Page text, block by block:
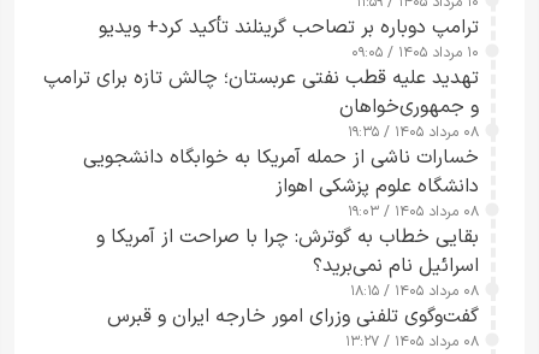
شدند
ترامپ دوباره بر تصاحب گرینلند تأکید کرد+ ویدیو
۱۰ مرداد ۱۴۰۵ / ۰۹:۰۵
تهدید علیه قطب نفتی عربستان؛ چالش تازه برای ترامپ
و جمهوری‌خواهان
۰۸ مرداد ۱۴۰۵ / ۱۹:۳۵
خسارات ناشی از حمله آمریکا به خوابگاه دانشجویی
دانشگاه علوم پزشکی اهواز
۰۸ مرداد ۱۴۰۵ / ۱۹:۰۳
بقایی خطاب به گوترش: چرا با صراحت از آمریکا و
اسرائیل نام نمی‌برید؟
۰۸ مرداد ۱۴۰۵ / ۱۸:۱۵
گفت‌وگوی تلفنی وزرای امور خارجه ایران و قبرس
۰۸ مرداد ۱۴۰۵ / ۱۳:۲۷